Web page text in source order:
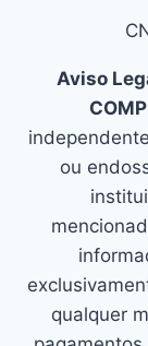
Aviso
ou
qualquer